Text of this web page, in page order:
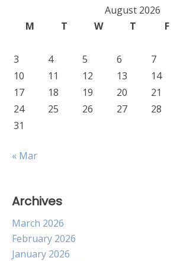
August 2026
M
T W T F
3
4 5 6 7
10
11 12 13 14
17
18 19 20 21
24
25 26 27 28
31
« Mar
Archives
March 2026
February 2026
January 2026